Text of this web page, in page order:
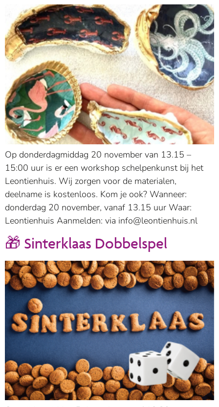
Op donderdagmiddag 20 november van 13.15 –
15:00 uur is er een workshop schelpenkunst bij het
Leontienhuis. Wij zorgen voor de materialen,
deelname is kostenloos. Kom je ook? Wanneer:
donderdag 20 november, vanaf 13.15 uur Waar:
Leontienhuis Aanmelden: via info@leontienhuis.nl
🎁 Sinterklaas Dobbelspel